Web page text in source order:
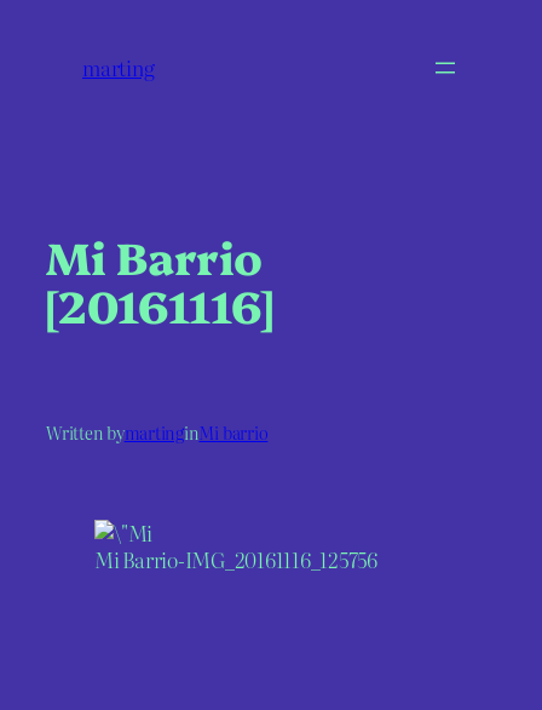
marting
Mi Barrio
[20161116]
Written bymartinginMi barrio
Mi Barrio-IMG_20161116_125756